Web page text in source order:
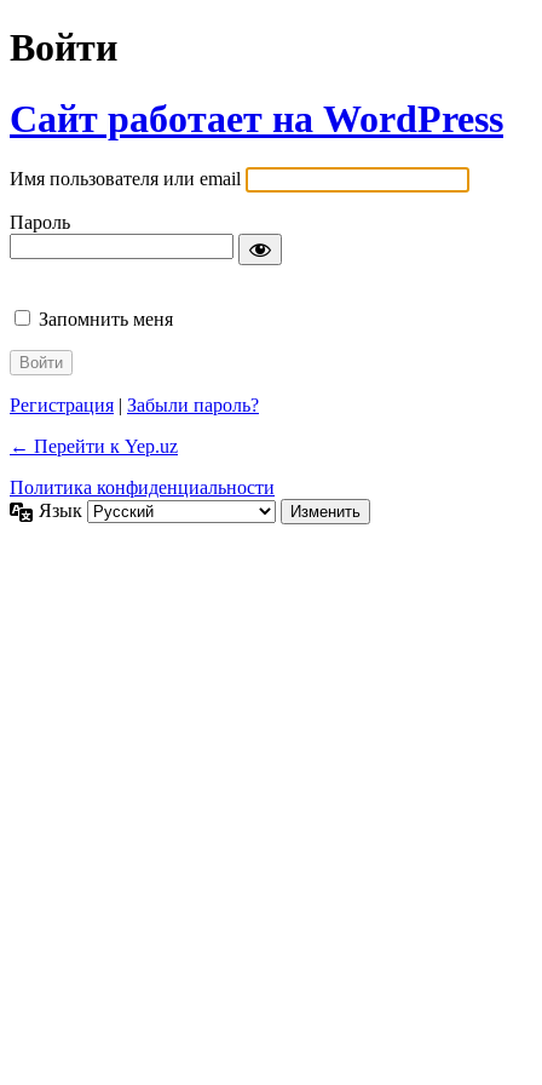
Войти
Сайт работает на WordPress
Имя пользователя или email
Пароль
Запомнить меня
Регистрация | Забыли пароль?
← Перейти к Yep.uz
Политика конфиденциальности
Язык